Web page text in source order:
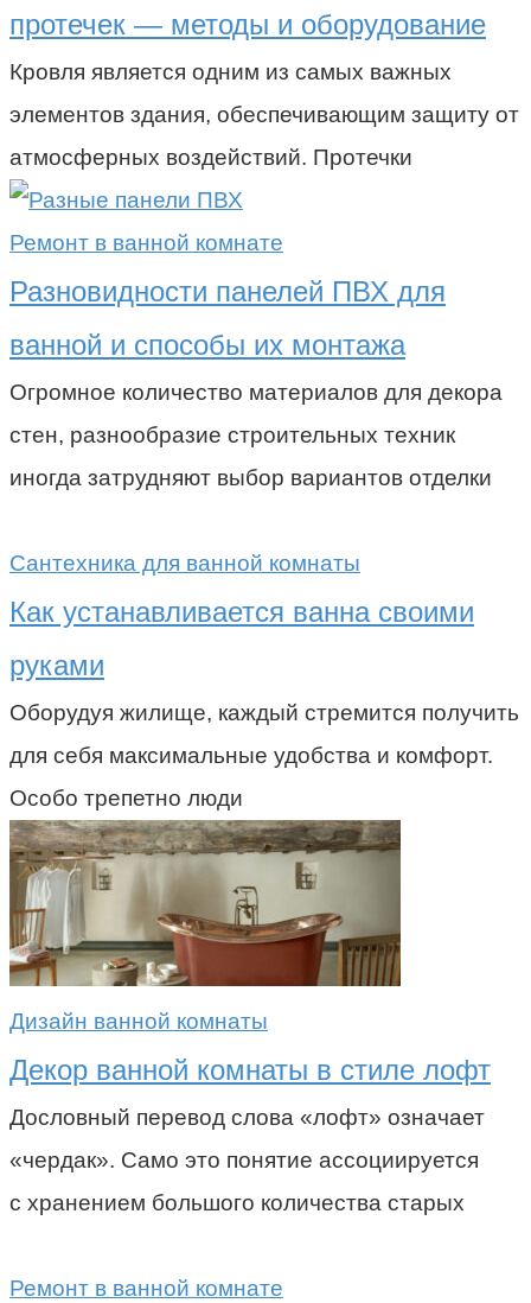
протечек — методы и оборудование
Кровля является одним из самых важных
элементов здания, обеспечивающим защиту от
атмосферных воздействий. Протечки
Ремонт в ванной комнате
Разновидности панелей ПВХ для
ванной и способы их монтажа
Огромное количество материалов для декора
стен, разнообразие строительных техник
иногда затрудняют выбор вариантов отделки
Сантехника для ванной комнаты
Как устанавливается ванна своими
руками
Оборудуя жилище, каждый стремится получить
для себя максимальные удобства и комфорт.
Особо трепетно люди
Дизайн ванной комнаты
Декор ванной комнаты в стиле лофт
Дословный перевод слова «лофт» означает
«чердак». Само это понятие ассоциируется
с хранением большого количества старых
Ремонт в ванной комнате